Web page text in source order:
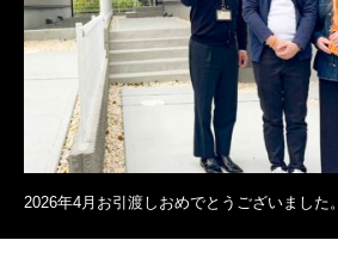
2026年4月お引渡しおめでとうございました。